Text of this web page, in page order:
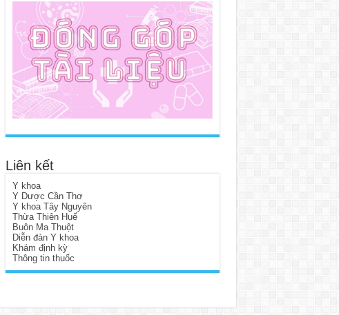
Liên kết
Y khoa
Y Dược Cần Thơ
Y khoa Tây Nguyên
Thừa Thiên Huế
Buôn Ma Thuột
Diễn đàn Y khoa
Khám định kỳ
Thông tin thuốc